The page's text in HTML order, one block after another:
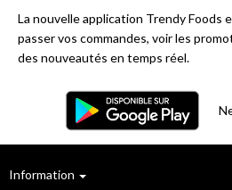
La nouvelle application Trendy Foods
passer vos commandes, voir les
des nouveautés en temps réel.
Information
ventes